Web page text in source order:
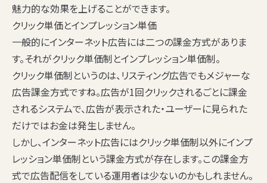
魅力的な効果を上げることができます。
クリック単価とインプレッション単価
一般的にインターネット広告には二つの課金方式がありま
す。それがクリック単価制とインプレッション単価制。
クリック単価制というのは、リスティング広告でもメジャーな
広告課金方式ですね。広告が1回クリックされるごとに課金
されるシステムで、広告が表示された・ユーザーに見られた
だけではお金は発生しません。
しかし、インターネット広告にはクリック単価制以外にインプ
レッション単価制という課金方式が存在します。この課金方
式で広告配信をしている運用者は少ないのかもしれません。